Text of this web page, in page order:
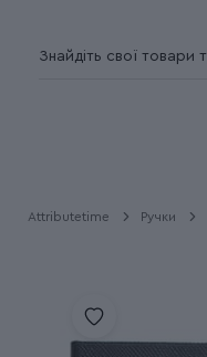
Attributetime Ручки